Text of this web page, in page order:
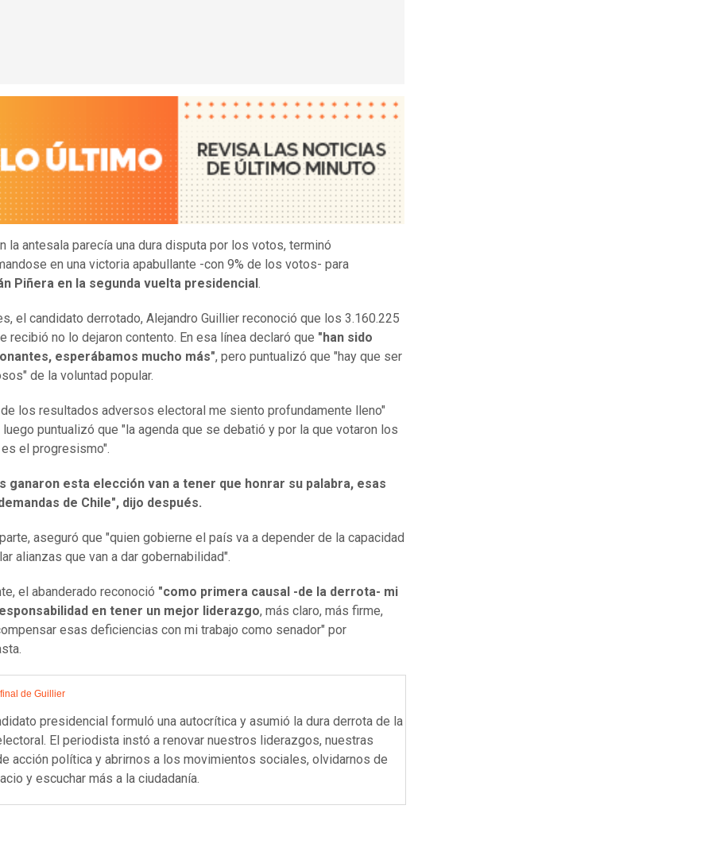
la antesala parecía una dura disputa por los votos, terminó
en una victoria apabullante -con 9% de los votos- para
Piñera en la segunda vuelta presidencial .
el candidato derrotado, Alejandro Guillier reconoció que los 3.160.225
recibió no lo dejaron contento. En esa línea declaró que "han sido
esperábamos mucho más", pero puntualizó que "hay que ser
de la voluntad popular.
los resultados adversos electoral me siento profundamente lleno"
puntualizó que "la agenda que se debatió y por la que votaron los
el progresismo".
ganaron esta elección van a tener que honrar su palabra, esas
de Chile", dijo después.
aseguró que "quien gobierne el país va a depender de la capacidad
alianzas que van a dar gobernabilidad".
el abanderado reconoció "como primera causal -de la derrota- mi
en tener un mejor liderazgo, más claro, más firme,
esas deficiencias con mi trabajo como senador" por
de Guillier
presidencial formuló una autocrítica y asumió la dura derrota de la
El periodista instó a renovar nuestros liderazgos, nuestras
acción política y abrirnos a los movimientos sociales, olvidarnos de
y escuchar más a la ciudadanía.